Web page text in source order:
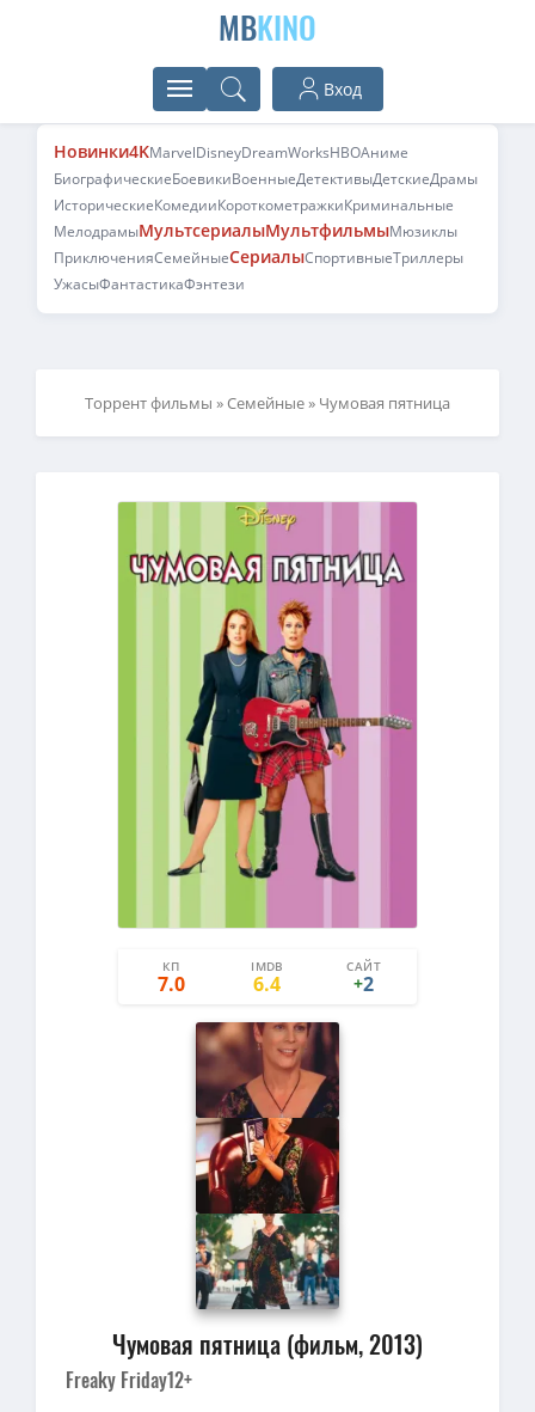
MBKINO
Вход
Новинки4KMarvelDisneyDreamWorksHBOАниме
БиографическиеБоевикиВоенныеДетективыДетскиеДрамы
ИсторическиеКомедииКороткометражкиКриминальные
МелодрамыМультсериалыМультфильмыМюзиклы
ПриключенияСемейныеСериалыСпортивныеТриллеры
УжасыФантастикаФэнтези
Торрент фильмы »Семейные» Чумовая пятница
КП
7.0
IMDB
6.4
САЙТ
20
+2
Чумовая пятница (фильм, 2013)
Freaky Friday12+